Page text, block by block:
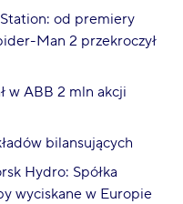
od premiery
Man 2 przekroczył
w ABB 2 mln akcji
bilansujących
Hydro: Spółka
wyciskane w Europie